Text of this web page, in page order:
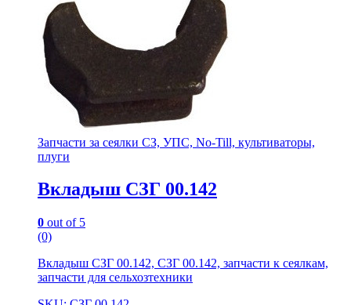
Запчасти за сеялки СЗ, УПС, No-Till, культиваторы,
плуги
Вкладыш СЗГ 00.142
0 out of 5
(0)
Вкладыш СЗГ 00.142, СЗГ 00.142, запчасти к сеялкам,
запчасти для сельхозтехники